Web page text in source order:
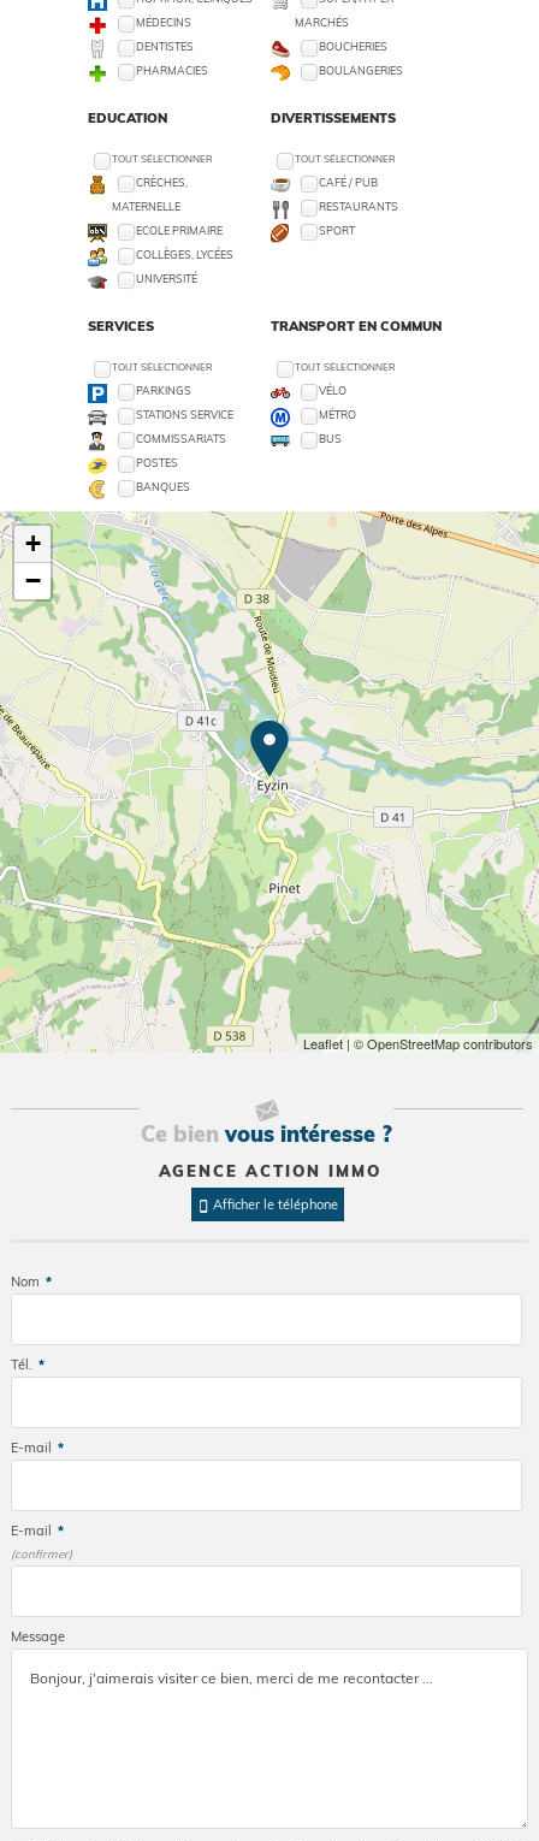
MÉDECINS
DENTISTES
PHARMACIES
MARCHÉS
BOUCHERIES
BOULANGERIES
EDUCATION
TOUT SÉLECTIONNER
CRÈCHES,
MATERNELLE
ECOLE PRIMAIRE
COLLÈGES, LYCÉES
UNIVERSITÉ
DIVERTISSEMENTS
TOUT SÉLECTIONNER
CAFÉ / PUB
RESTAURANTS
SPORT
SERVICES
TOUT SÉLECTIONNER
PARKINGS
STATIONS SERVICE
COMMISSARIATS
POSTES
BANQUES
TRANSPORT EN COMMUN
TOUT SÉLECTIONNER
VÉLO
MÉTRO
BUS
+
−
Leaflet | © OpenStreetMap contributors
Ce bienvous intéresse ?
AGENCE ACTION IMMO
Afficher le téléphone
Nom *
Tél. *
E-mail *
E-mail *
(confirmer)
Message